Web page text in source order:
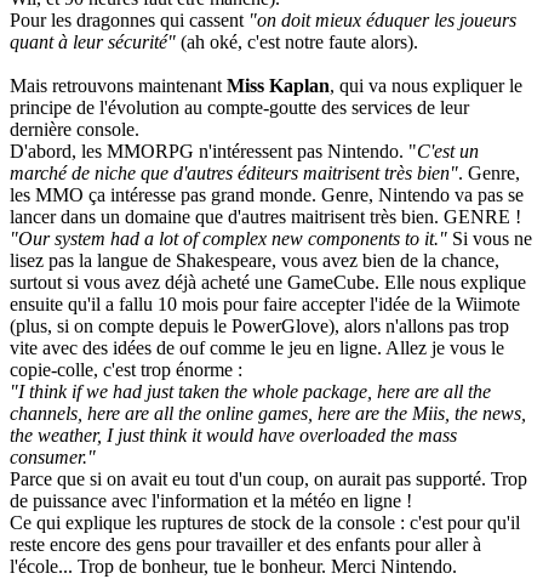
Pour les dragonnes qui cassent "on doit mieux éduquer les joueurs
quant à leur sécurité" (ah oké, c'est notre faute alors).
Mais retrouvons maintenant Miss Kaplan, qui va nous expliquer le
principe de l'évolution au compte-goutte des services de leur
dernière console.
D'abord, les MMORPG n'intéressent pas Nintendo. "C'est un
marché de niche que d'autres éditeurs maitrisent très bien". Genre,
les MMO ça intéresse pas grand monde. Genre, Nintendo va pas se
lancer dans un domaine que d'autres maitrisent très bien. GENRE !
"Our system had a lot of complex new components to it." Si vous ne
lisez pas la langue de Shakespeare, vous avez bien de la chance,
surtout si vous avez déjà acheté une GameCube. Elle nous explique
ensuite qu'il a fallu 10 mois pour faire accepter l'idée de la Wiimote
(plus, si on compte depuis le PowerGlove), alors n'allons pas trop
vite avec des idées de ouf comme le jeu en ligne. Allez je vous le
copie-colle, c'est trop énorme :
"I think if we had just taken the whole package, here are all the
channels, here are all the online games, here are the Miis, the news,
the weather, I just think it would have overloaded the mass
consumer."
Parce que si on avait eu tout d'un coup, on aurait pas supporté. Trop
de puissance avec l'information et la météo en ligne !
Ce qui explique les ruptures de stock de la console : c'est pour qu'il
reste encore des gens pour travailler et des enfants pour aller à
l'école... Trop de bonheur, tue le bonheur. Merci Nintendo.